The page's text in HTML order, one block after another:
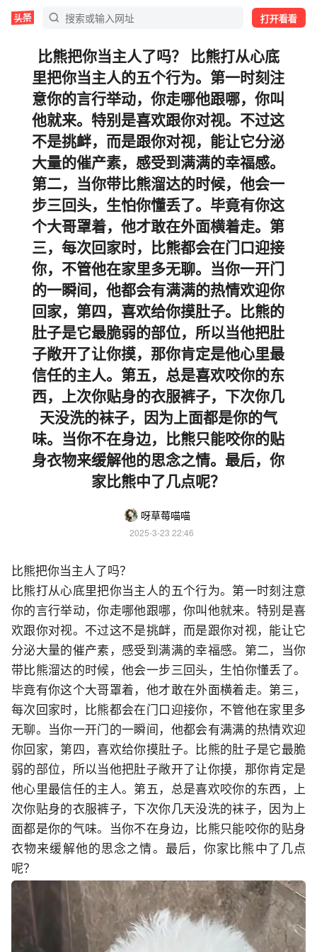
打开看看
比熊把你当主人了吗？ 比熊打从心底
里把你当主人的五个行为。第一时刻注
意你的言行举动，你走哪他跟哪，你叫
他就来。特别是喜欢跟你对视。不过这
不是挑衅，而是跟你对视，能让它分泌
大量的催产素，感受到满满的幸福感。
第二，当你带比熊溜达的时候，他会一
步三回头，生怕你懂丢了。毕竟有你这
个大哥罩着，他才敢在外面横着走。第
三，每次回家时，比熊都会在门口迎接
你，不管他在家里多无聊。当你一开门
的一瞬间，他都会有满满的热情欢迎你
回家，第四，喜欢给你摸肚子。比熊的
肚子是它最脆弱的部位，所以当他把肚
子敞开了让你摸，那你肯定是他心里最
信任的主人。第五，总是喜欢咬你的东
西，上次你贴身的衣服裤子，下次你几
天没洗的袜子，因为上面都是你的气
味。当你不在身边，比熊只能咬你的贴
身衣物来缓解他的思念之情。最后，你
家比熊中了几点呢？
呀草莓喵喵
2025-3-23 22:46
比熊把你当主人了吗？
比熊打从心底里把你当主人的五个行为。第一时刻注意
你的言行举动，你走哪他跟哪，你叫他就来。特别是喜
欢跟你对视。不过这不是挑衅，而是跟你对视，能让它
分泌大量的催产素，感受到满满的幸福感。第二，当你
带比熊溜达的时候，他会一步三回头，生怕你懂丢了。
毕竟有你这个大哥罩着，他才敢在外面横着走。第三，
每次回家时，比熊都会在门口迎接你，不管他在家里多
无聊。当你一开门的一瞬间，他都会有满满的热情欢迎
你回家，第四，喜欢给你摸肚子。比熊的肚子是它最脆
弱的部位，所以当他把肚子敞开了让你摸，那你肯定是
他心里最信任的主人。第五，总是喜欢咬你的东西，上
次你贴身的衣服裤子，下次你几天没洗的袜子，因为上
面都是你的气味。当你不在身边，比熊只能咬你的贴身
衣物来缓解他的思念之情。最后，你家比熊中了几点
呢？